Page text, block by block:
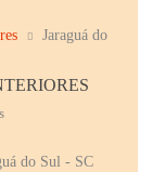
Jaraguá do
do Sul - SC